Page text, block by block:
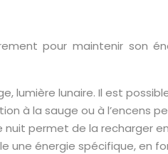
pour maintenir son
lumière lunaire. Il est
à la sauge ou à l’encens
permet de la recharger
une énergie spécifique, en